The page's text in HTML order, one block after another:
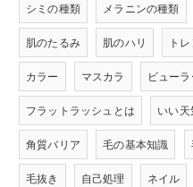
シミの種類 メラニンの種類
肌のたるみ 肌のハリ ト
カラー マスカラ ビュー
フラットラッシュとは いい天
角質バリア 毛の基本知識
毛抜き 自己処理 ネイル